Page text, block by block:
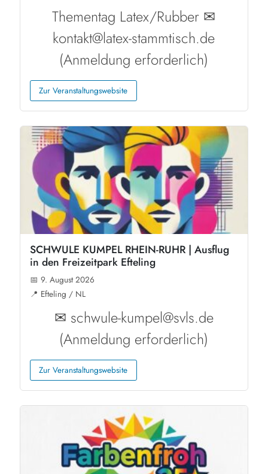
Thementag Latex/Rubber ✉
kontakt@latex-stammtisch.de
(Anmeldung erforderlich)
Zur Veranstaltungswebsite
SCHWULE KUMPEL RHEIN-RUHR | Ausflug
in den Freizeitpark Efteling
📅 9. August 2026
📍 Efteling / NL
✉ schwule-kumpel@svls.de
(Anmeldung erforderlich)
Zur Veranstaltungswebsite